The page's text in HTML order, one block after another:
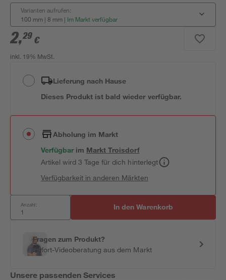
Varianten aufrufen:
100 mm | 8 mm | Im Markt verfügbar
2,29 €
inkl. 19% MwSt.
Lieferung nach Hause
Dieses Produkt ist bald wieder verfügbar.
Abholung im Markt
Verfügbar im MarktTroisdorf
Artikel wird 3 Tage für dich hinterlegt
Verfügbarkeit in anderen Märkten
Anzahl: In den Warenkorb
Fragen zum Produkt?
Sofort-Videoberatung aus dem Markt
Unsere passenden Services